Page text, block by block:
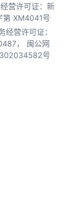
营许可证：新
第 XM4041号
经营许可证：
，
闽公网
号